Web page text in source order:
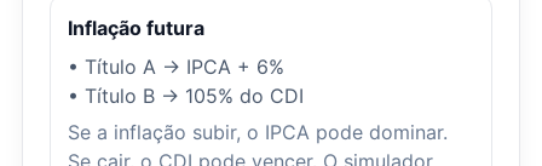
Inflação futura
• Título A → IPCA + 6%
• Título B → 105% do CDI
Se a inflação subir, o IPCA pode dominar.
Se cair, o CDI pode vencer. O simulador